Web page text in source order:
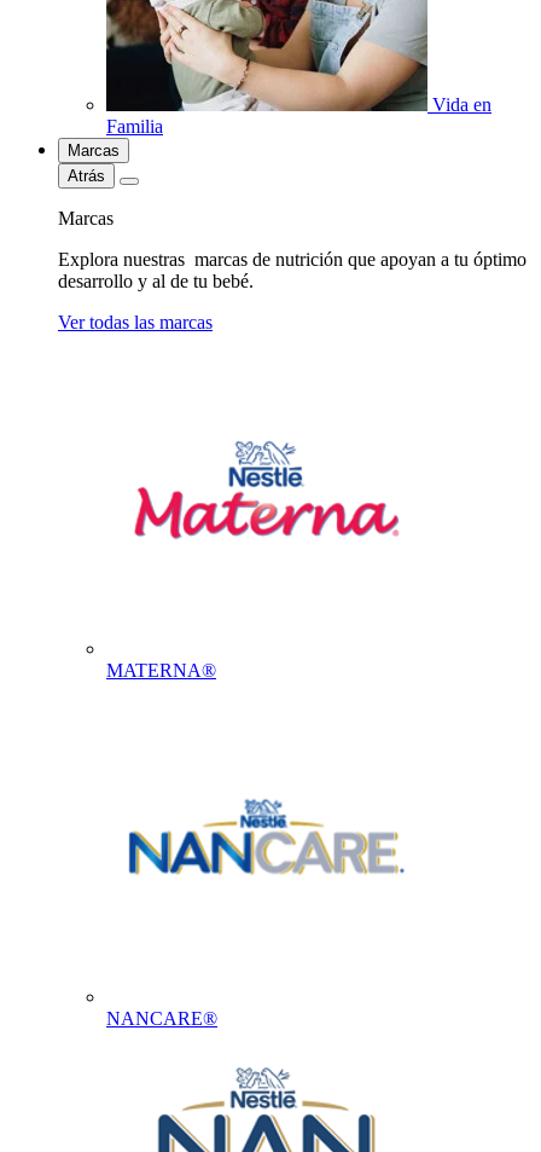
Vida en
Familia
Marcas
Atrás
Marcas
Explora nuestras marcas de nutrición que apoyan a tu óptimo
desarrollo y al de tu bebé.
Ver todas las marcas
MATERNA®
NANCARE®